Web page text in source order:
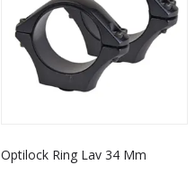
Optilock Ring Lav 34 Mm